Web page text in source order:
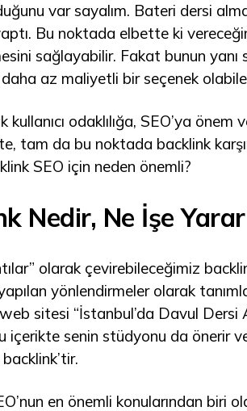
var sayalım. Bateri dersi
Bu noktada elbette ki
sağlayabilir. Fakat bunun yanı
az maliyetli bir seçenek
kullanıcı odaklılığa, SEO’ya
tam da bu noktada backlink
SEO için neden önemli?
Nedir, Ne İşe
olarak çevirebileceğimiz
yönlendirmeler olarak
sitesi “İstanbul’da Davul Dersi
içerikte senin stüdyonu da önerir
en önemli konularından biri